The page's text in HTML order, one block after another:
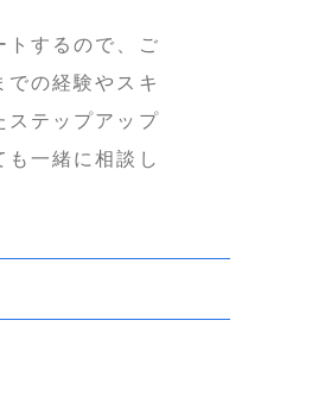
トするので、ご
での経験やスキ
ステップアップ
も一緒に相談し